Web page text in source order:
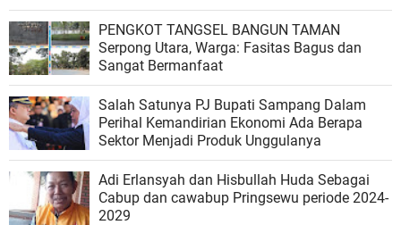
PENGKOT TANGSEL BANGUN TAMAN
Serpong Utara, Warga: Fasitas Bagus dan
Sangat Bermanfaat
Salah Satunya PJ Bupati Sampang Dalam
Perihal Kemandirian Ekonomi Ada Berapa
Sektor Menjadi Produk Unggulanya
Adi Erlansyah dan Hisbullah Huda Sebagai
Cabup dan cawabup Pringsewu periode 2024-
2029